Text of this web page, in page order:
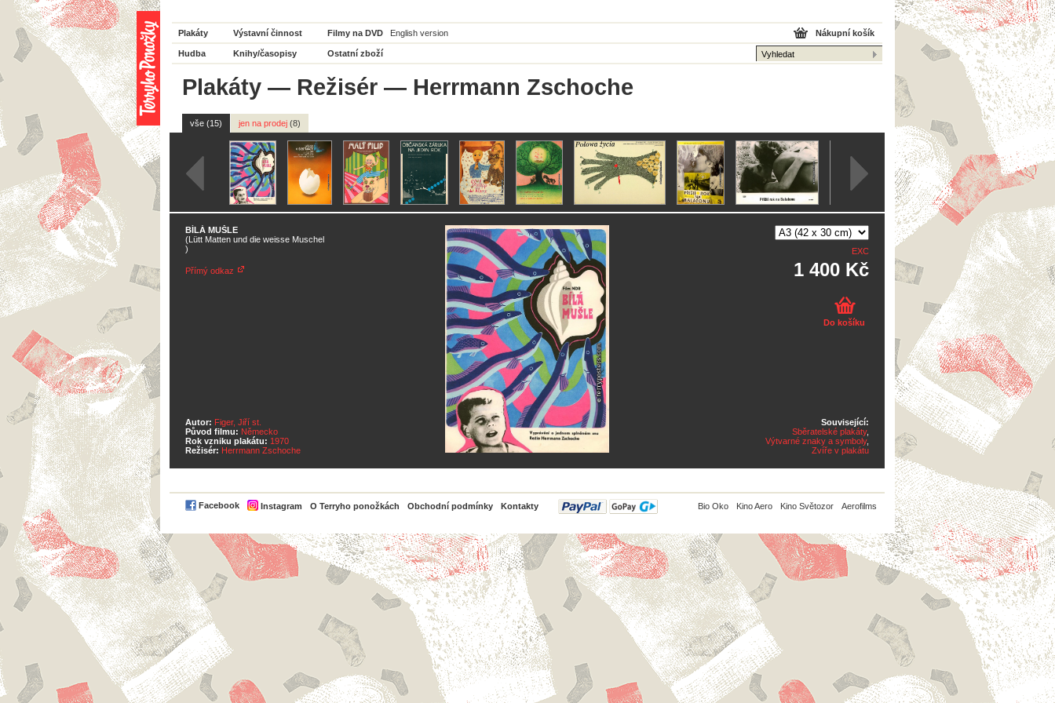
Plakáty Výstavní činnost Filmy na DVD English version
Hudba Knihy/časopisy Ostatní zboží
Nákupní košík
Plakáty — Režisér — Herrmann Zschoche
vše (15) jen na prodej (8)
BÍLÁ MUŠLE
(Lütt Matten und die weisse Muschel
)
Přímý odkaz
Autor: Figer, Jiří st.
Původ filmu: Německo
Rok vzniku plakátu: 1970
Režisér: Herrmann Zschoche
EXC
1 400 Kč
Do košíku
Související:
Sběratelské plakáty,
Výtvarné znaky a symboly,
Zvíře v plakátu
Facebook Instagram O Terryho ponožkách Obchodní podmínky Kontakty
PayPal Bio Oko Kino Aero Kino Světozor Aerofilms